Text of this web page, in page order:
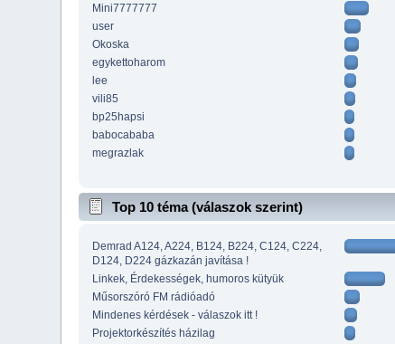
Mini7777777
user
Okoska
egykettoharom
lee
vili85
bp25hapsi
babocababa
megrazlak
Top 10 téma (válaszok szerint)
Demrad A124, A224, B124, B224, C124, C224,
D124, D224 gázkazán javítása !
Linkek, Érdekességek, humoros kütyük
Műsorszóró FM rádióadó
Mindenes kérdések - válaszok itt !
Projektorkészítés házilag